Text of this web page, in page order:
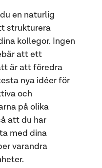
en naturlig
strukturera
kollegor. Ingen
att ett
är att föredra
nya idéer för
och
på olika
att du har
med dina
varandra